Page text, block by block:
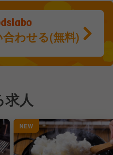
わせる(無料)
人
NEW